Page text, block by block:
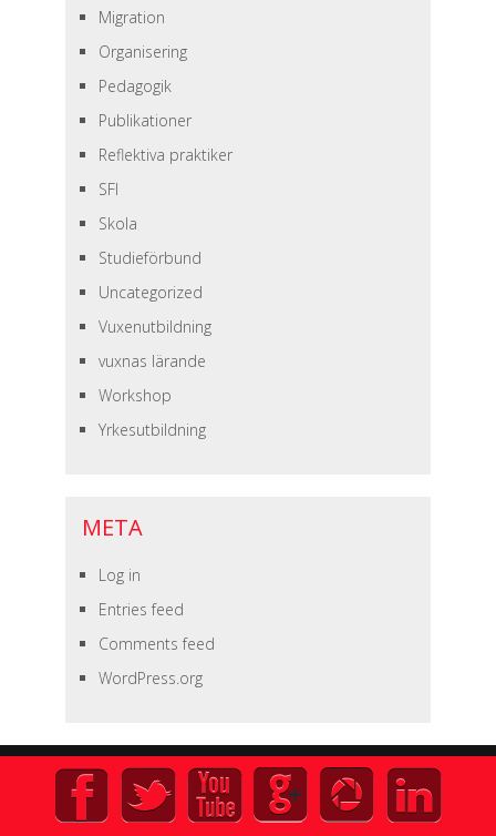
Migration
Organisering
Pedagogik
Publikationer
Reflektiva praktiker
SFI
Skola
Studieförbund
Uncategorized
Vuxenutbildning
vuxnas lärande
Workshop
Yrkesutbildning
META
Log in
Entries feed
Comments feed
WordPress.org